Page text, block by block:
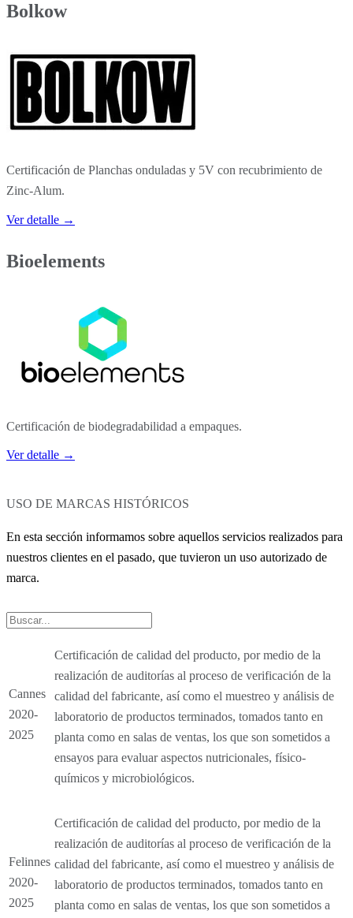
Bolkow
Certificación de Planchas onduladas y 5V con recubrimiento de
Zinc-Alum.
Ver detalle →
Bioelements
Certificación de biodegradabilidad a empaques.
Ver detalle →
USO DE MARCAS HISTÓRICOS
En esta sección informamos sobre aquellos servicios realizados para
nuestros clientes en el pasado, que tuvieron un uso autorizado de
marca.
Cannes
2020-
2025
Certificación de calidad del producto, por medio de la
realización de auditorías al proceso de verificación de la
calidad del fabricante, así como el muestreo y análisis de
laboratorio de productos terminados, tomados tanto en
planta como en salas de ventas, los que son sometidos a
ensayos para evaluar aspectos nutricionales, físico-
químicos y microbiológicos.
Felinnes
2020-
2025
Certificación de calidad del producto, por medio de la
realización de auditorías al proceso de verificación de la
calidad del fabricante, así como el muestreo y análisis de
laboratorio de productos terminados, tomados tanto en
planta como en salas de ventas, los que son sometidos a